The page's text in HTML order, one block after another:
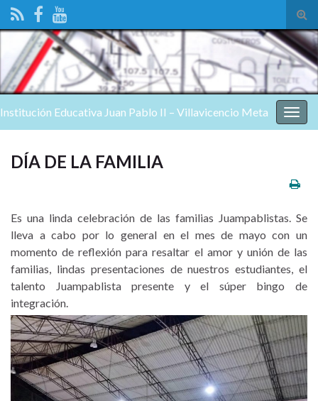
el
de
Institución Educativa Juan Pablo II – Villavicencio Meta
DÍA DE LA FAMILIA
Es una linda celebración de las familias Juampablistas. Se
lleva a cabo por lo general en el mes de mayo con un
momento de reflexión para resaltar el amor y unión de las
familias, lindas presentaciones de nuestros estudiantes, el
talento Juampablista presente y el súper bingo de
integración.